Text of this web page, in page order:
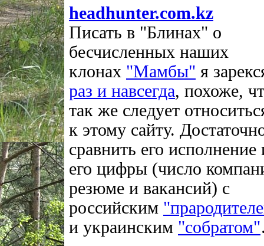
headhunter.com.kz
Писать в "Блинах" о
бесчисленных наших
клонах "Мамбы" я
раз и навсегда, похоже,
так же следует
к этому сайту.
сравнить его исполнение
его цифры (число
резюме и вакансий) с
российским
и украинским "собратом"